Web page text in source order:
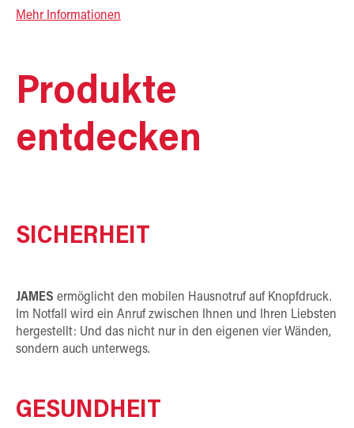
Mehr Informationen
Produkte
entdecken
SICHERHEIT
JAMES ermöglicht den mobilen Hausnotruf auf Knopfdruck.
Im Notfall wird ein Anruf zwischen Ihnen und Ihren Liebsten
hergestellt: Und das nicht nur in den eigenen vier Wänden,
sondern auch unterwegs.
GESUNDHEIT